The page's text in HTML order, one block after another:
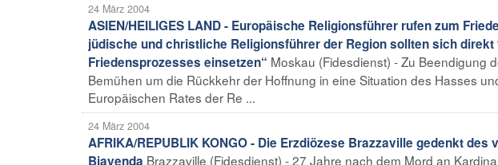
24 März 2004
ASIEN/HEILIGES LAND - Europäische Religionsführer rufen zum
jüdische und christliche Religionsführer der Region sollten sich
Friedensprozesses einsetzen“ Moskau (Fidesdienst) - Zu Beendigung
Bemühen um die Rückkehr der Hoffnung in eine Situation des Hasses
Europäischen Rates der Re ...
24 März 2004
AFRIKA/REPUBLIK KONGO - Die Erzdiözese Brazzaville gedenkt
Biayenda Brazzaville (Fidesdienst) - 27 Jahre nach dem Mord an